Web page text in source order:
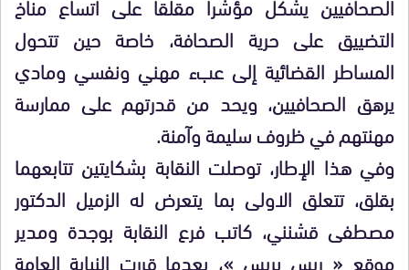
التضييق على حرية الصحافة، خاصة حين تتحول
المساطر القضائية إلى عبء مهني ونفسي ومادي
يرهق الصحافيين، ويحد من قدرتهم على ممارسة
مهنتهم في ظروف سليمة وآمنة.
وفي هذا الإطار، توصلت النقابة بشكايتين تتابعهما
بقلق، تتعلق الاولى بما يتعرض له الزميل الدكتور
مصطفى قشنني، كاتب فرع النقابة بوجدة ومدير
موقع « ريس بريس »، بعدما قررت النيابة العامة